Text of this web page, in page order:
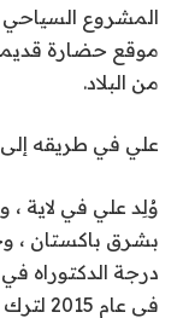
موقع حضارة قديمة
من البلاد.
علي في طريقه إلى
وُلِد علي في لاية
بشرق باكستان ،
درجة الدكتوراه في
في